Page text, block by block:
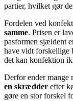
partier, hvilket gør
Fordelen ved
samme. Prisen er
pasformen sjældent
have vidt forskellige
det kan konfektion
Derfor ender mange
en skrædder efter
gøre en stor forskel